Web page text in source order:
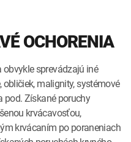
OCHORENIA
sprevádzajú iné
obličiek, malignity, systémové
pod. Získané poruchy
krvácavosťou,
krvácaním po poraneniach